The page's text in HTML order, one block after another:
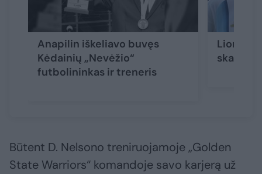
Anapilin iškeliavo buvęs
Kėdainių „Nevėžio“
futbolininkas ir treneris
Lionelio
skaudi
Būtent D. Nelsono treniruojamoje „Golden
State Warriors“ komandoje savo karjerą už